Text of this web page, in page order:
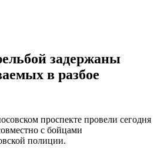
задержаны
в разбое
проспекте провели сегодня
с бойцами
полиции.